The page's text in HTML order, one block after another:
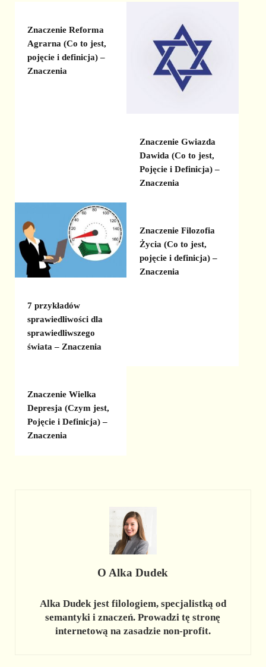
Znaczenie Reforma
Agrarna (Co to jest,
pojęcie i definicja) –
Znaczenia
Znaczenie Gwiazda
Dawida (Co to jest,
Pojęcie i Definicja) –
Znaczenia
7 przykładów
sprawiedliwości dla
sprawiedliwszego
świata – Znaczenia
Znaczenie Filozofia
Życia (Co to jest,
pojęcie i definicja) –
Znaczenia
Znaczenie Wielka
Depresja (Czym jest,
Pojęcie i Definicja) –
Znaczenia
O Alka Dudek
Alka Dudek jest filologiem, specjalistką od
semantyki i znaczeń. Prowadzi tę stronę
internetową na zasadzie non-profit.